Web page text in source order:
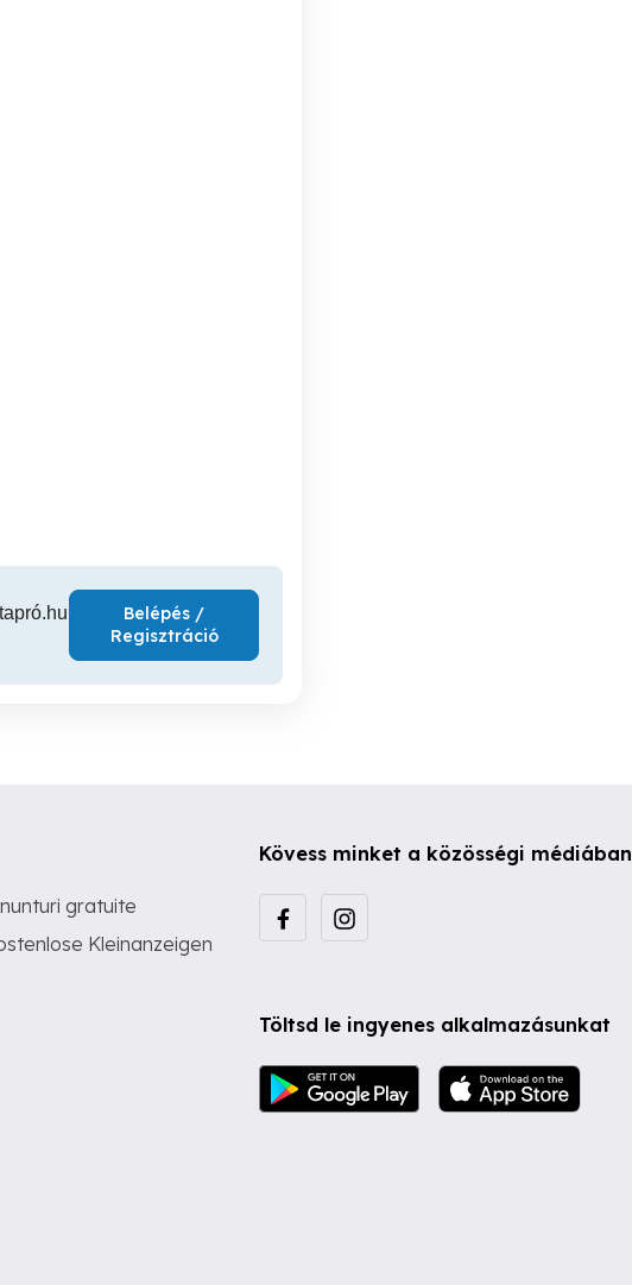
Belépés /
Regisztráció
gratuite
Kleinanzeigen
Kövess minket a közösségi médiában
Töltsd le ingyenes alkalmazásunkat